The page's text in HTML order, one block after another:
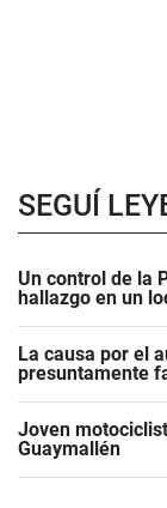
SEGUÍ
Un control de la
hallazgo en un
La causa por el
presuntamente
Joven
Guaymallén